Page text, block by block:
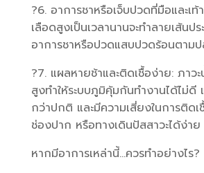
?6. อาการชาหรือเจ็บปวดที่มือและเท้
เลือดสูงเป็นเวลานานจะทำลายเส้นป
อาการชาหรือปวดแสบปวดร้อนตาม
?7. แผลหายช้าและติดเชื้อง่าย: ภาวะ
สูงทำให้ระบบภูมิคุ้มกันทำงานได้ไม่ดี
กว่าปกติ และมีความเสี่ยงในการติด
ช่องปาก หรือทางเดินปัสสาวะได้ง่าย
หากมีอาการเหล่านี้…ควรทำอย่างไร?